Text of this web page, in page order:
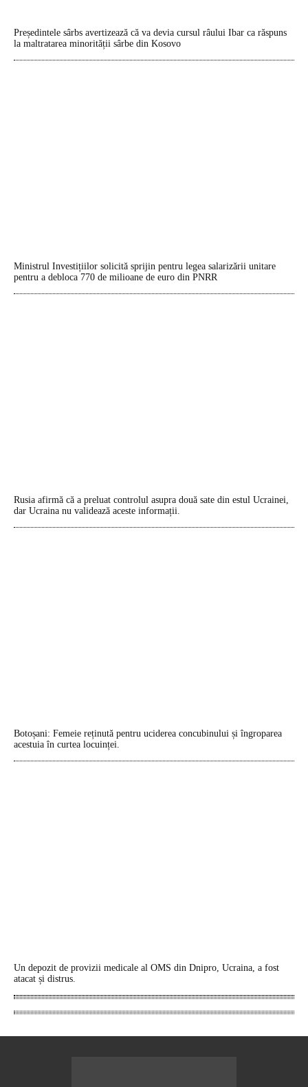
Președintele sârbs avertizează că va devia cursul râului Ibar ca răspuns
la maltratarea minorității sârbe din Kosovo
Ministrul Investițiilor solicită sprijin pentru legea salarizării unitare
pentru a debloca 770 de milioane de euro din PNRR
Rusia afirmă că a preluat controlul asupra două sate din estul Ucrainei,
dar Ucraina nu validează aceste informații.
Botoșani: Femeie reținută pentru uciderea concubinului și îngroparea
acestuia în curtea locuinței.
Un depozit de provizii medicale al OMS din Dnipro, Ucraina, a fost
atacat și distrus.